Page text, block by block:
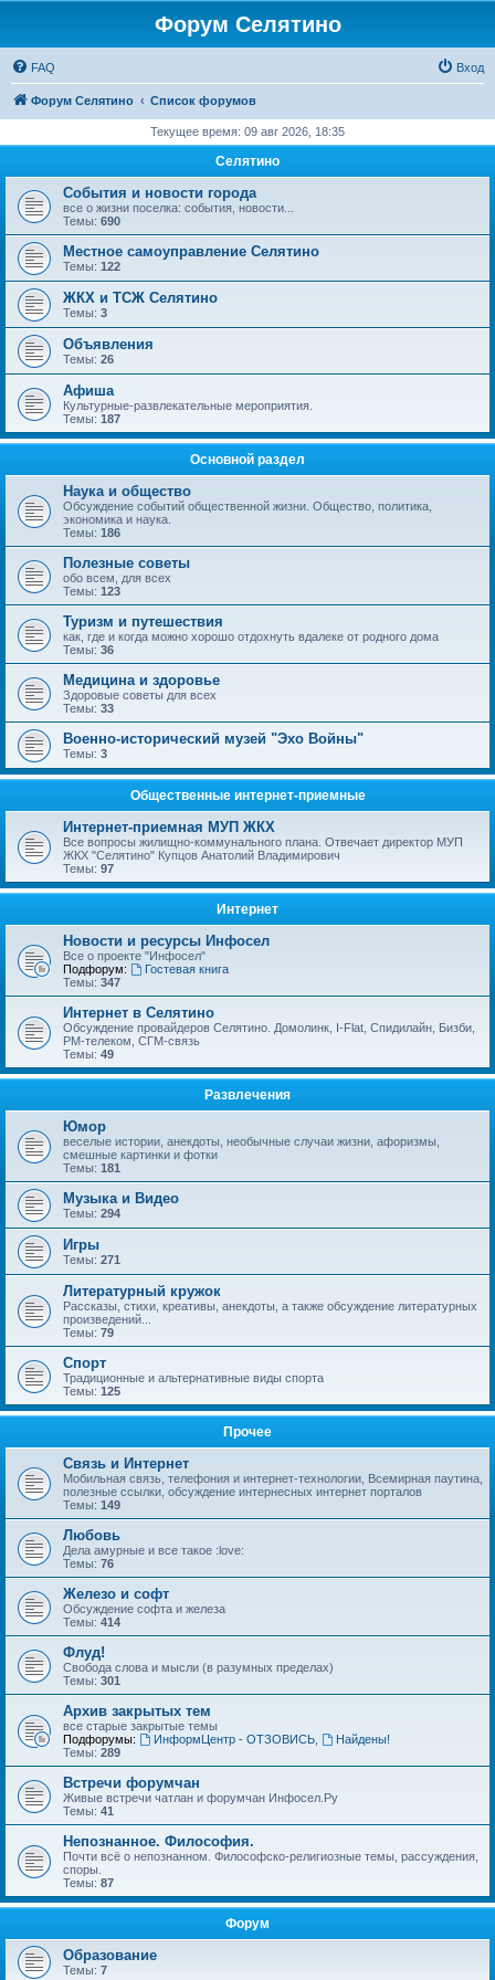
Форум Селятино
FAQ Вход
Форум Селятино Список форумов
Текущее время: 09 авг 2026, 18:35
Селятино
События и новости города
все о жизни поселка: события, новости...
Темы: 690
Местное самоуправление Селятино
Темы: 122
ЖКХ и ТСЖ Селятино
Темы: 3
Объявления
Темы: 26
Афиша
Культурные-развлекательные мероприятия.
Темы: 187
Основной раздел
Наука и общество
Обсуждение событий общественной жизни. Общество, политика,
экономика и наука.
Темы: 186
Полезные советы
обо всем, для всех
Темы: 123
Туризм и путешествия
как, где и когда можно хорошо отдохнуть вдалеке от родного дома
Темы: 36
Медицина и здоровье
Здоровые советы для всех
Темы: 33
Военно-исторический музей "Эхо Войны"
Темы: 3
Общественные интернет-приемные
Интернет-приемная МУП ЖКХ
Все вопросы жилищно-коммунального плана. Отвечает директор МУП
ЖКХ "Селятино" Купцов Анатолий Владимирович
Темы: 97
Интернет
Новости и ресурсы Инфосел
Все о проекте "Инфосел"
Подфорум:
Гостевая книга
Темы: 347
Интернет в Селятино
Обсуждение провайдеров Селятино. Домолинк, I-Flat, Спидилайн, Бизби,
РМ-телеком, СГМ-связь
Темы: 49
Развлечения
Юмор
веселые истории, анекдоты, необычные случаи жизни, афоризмы,
смешные картинки и фотки
Темы: 181
Музыка и Видео
Темы: 294
Игры
Темы: 271
Литературный кружок
Рассказы, стихи, креативы, анекдоты, а также обсуждение литературных
произведений...
Темы: 79
Спорт
Традиционные и альтернативные виды спорта
Темы: 125
Прочее
Связь и Интернет
Мобильная связь, телефония и интернет-технологии, Всемирная паутина,
полезные ссылки, обсуждение интернесных интернет порталов
Темы: 149
Любовь
Дела амурные и все такое :love:
Темы: 76
Железо и софт
Обсуждение софта и железа
Темы: 414
Флуд!
Свобода слова и мысли (в разумных пределах)
Темы: 301
Архив закрытых тем
все старые закрытые темы
Подфорумы:
ИнформЦентр - ОТЗОВИСЬ,
Найдены!
Темы: 289
Встречи форумчан
Живые встречи чатлан и форумчан Инфосел.Ру
Темы: 41
Непознанное. Философия.
Почти всё о непознанном. Философско-религиозные темы, рассуждения,
споры.
Темы: 87
Форум
Образование
Темы: 7